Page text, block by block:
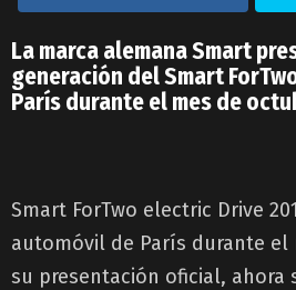
La marca alemana Smart
generación del Smart
París durante el mes de
Smart ForTwo electric Drive
automóvil de París durante el
su presentación oficial, ahora